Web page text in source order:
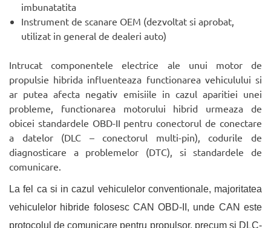
imbunatatita
Instrument de scanare OEM (dezvoltat si aprobat,
utilizat in general de dealeri auto)
Intrucat componentele electrice ale unui motor de
propulsie hibrida influenteaza functionarea vehiculului si
ar putea afecta negativ emisiile in cazul aparitiei unei
probleme, functionarea motorului hibrid urmeaza de
obicei standardele OBD-II pentru conectorul de conectare
a datelor (DLC – conectorul multi-pin), codurile de
diagnosticare a problemelor (DTC), si standardele de
comunicare.
La fel ca si in cazul vehiculelor conventionale, majoritatea
vehiculelor hibride folosesc CAN OBD-II, unde CAN este
protocolul de comunicare pentru propulsor, precum si DLC-